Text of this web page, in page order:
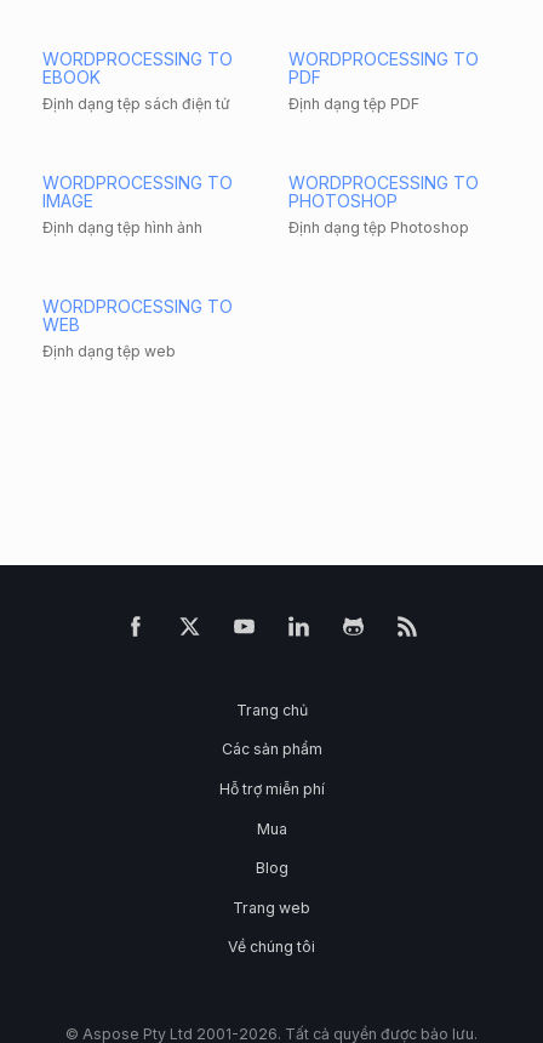
WORDPROCESSING TO
EBOOK
Định dạng tệp sách điện tử
WORDPROCESSING TO
PDF
Định dạng tệp PDF
WORDPROCESSING TO
IMAGE
Định dạng tệp hình ảnh
WORDPROCESSING TO
PHOTOSHOP
Định dạng tệp Photoshop
WORDPROCESSING TO
WEB
Định dạng tệp web
Trang chủ
Các sản phẩm
Hỗ trợ miễn phí
Mua
Blog
Trang web
Về chúng tôi
© Aspose Pty Ltd 2001-2026. Tất cả quyền được bảo lưu.